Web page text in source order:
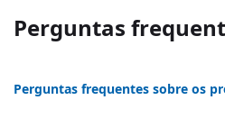
Perguntas
Perguntas frequentes sobre os